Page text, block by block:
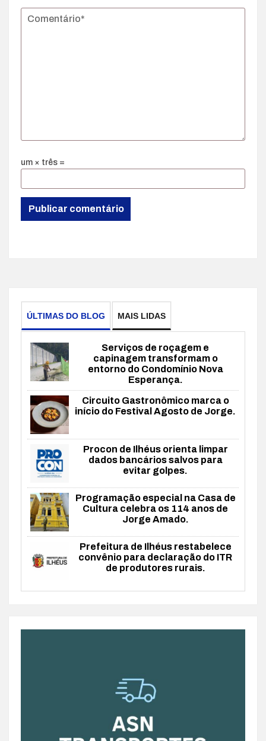
um × três =
ÚLTIMAS DO BLOG MAIS LIDAS
Serviços de roçagem e
capinagem transformam o
entorno do Condomínio Nova
Esperança.
Circuito Gastronômico marca o
início do Festival Agosto de Jorge.
Procon de Ilhéus orienta limpar
dados bancários salvos para
evitar golpes.
Programação especial na Casa de
Cultura celebra os 114 anos de
Jorge Amado.
Prefeitura de Ilhéus restabelece
convênio para declaração do ITR
de produtores rurais.